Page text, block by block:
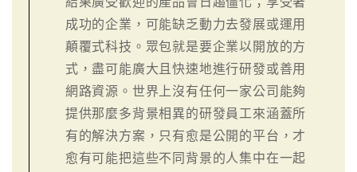
成功的企業，可能缺乏動力去發展或運用
顛覆式科技。眾包就是要企業以開放的方
式，盡可能廣大且快速地進行研發或善用
網路資源。世界上沒有任何一家公司能夠
提供那麼多背景相異的研發員工來涵蓋所
有的解決方案，只有愈是公開的平台，才
愈有可能把這些不同背景的人集中在一起